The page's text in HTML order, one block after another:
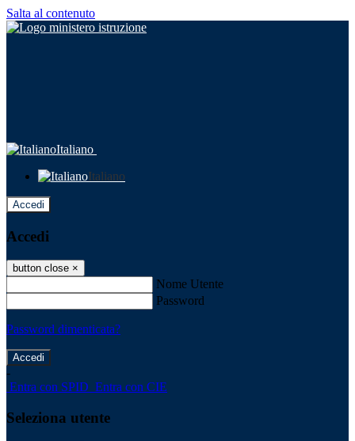
Salta al contenuto
Italiano
Italiano
Accedi
Accedi
button close ×
Nome Utente
Password
Password dimenticata?
-
Entra con SPID Entra con CIE
Seleziona utente